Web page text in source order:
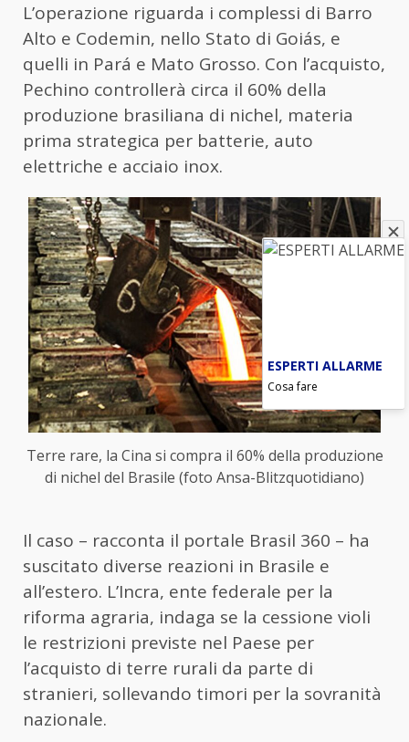
L’operazione riguarda i complessi di Barro
Alto e Codemin, nello Stato di Goiás, e
quelli in Pará e Mato Grosso. Con l’acquisto,
Pechino controllerà circa il 60% della
produzione brasiliana di nichel, materia
prima strategica per batterie, auto
elettriche e acciaio inox.
Terre rare, la Cina si compra il 60% della produzione
di nichel del Brasile (foto Ansa-Blitzquotidiano)
Il caso – racconta il portale Brasil 360 – ha
suscitato diverse reazioni in Brasile e
all’estero. L’Incra, ente federale per la
riforma agraria, indaga se la cessione violi
le restrizioni previste nel Paese per
l’acquisto di terre rurali da parte di
stranieri, sollevando timori per la sovranità
nazionale.
ESPERTI ALLARME
Cosa fare